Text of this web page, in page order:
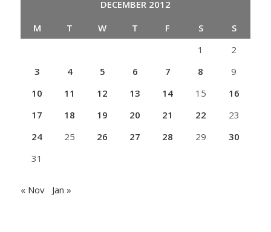
DECEMBER 2012
M
T W T F S
S
1
2
3
4 5 6 7 8
9
10
11 12 13 14 15
16
17
18 19 20 21 22
23
24
25 26 27 28 29
30
31
« Nov Jan »